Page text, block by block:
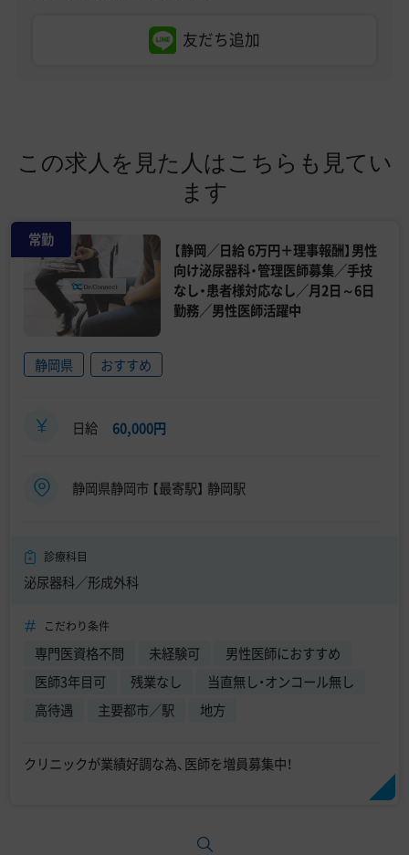
友だち追加
この求人を見た人はこちらも見てい
ます
常勤
【静岡／日給 6万円＋理事報酬】男性
向け泌尿器科・管理医師募集／手技
なし・患者様対応なし／月2日～6日
勤務／男性医師活躍中
静岡県 おすすめ
日給 60,000円
静岡県静岡市 【最寄駅】 静岡駅
診療科目
泌尿器科／形成外科
こだわり条件
専門医資格不問 未経験可
男性医師におすすめ
医師3年目可
残業なし
当直無し・オンコール無し
高待遇
主要都市／駅 地方
クリニックが業績好調な為、医師を増員募集中！